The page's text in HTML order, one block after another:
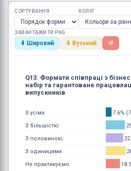
СОРТУВАННЯ КОЛІР
ЗАВАНТАЖИТИ PNG
⬇ Широкий ⬇ Вузький ↺
7.6%
З усіма
З більшістю
З половиною
З одиницями
Не практикуємо
Q13. Формати співпраці з
набір та гарантоване
випускників